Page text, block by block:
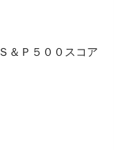
Ｓ＆Ｐ５００スコア